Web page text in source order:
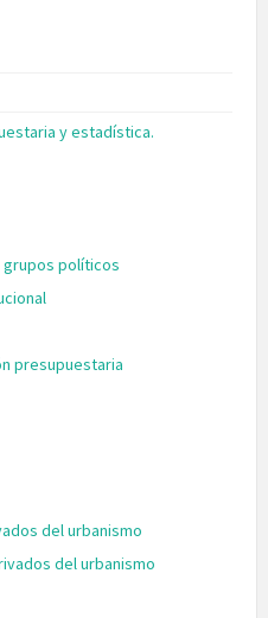
y estadística.
grupos políticos
presupuestaria
del urbanismo
del urbanismo